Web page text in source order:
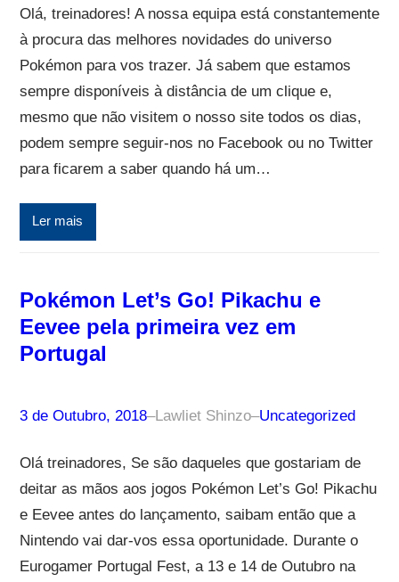
Olá, treinadores! A nossa equipa está constantemente
à procura das melhores novidades do universo
Pokémon para vos trazer. Já sabem que estamos
sempre disponíveis à distância de um clique e,
mesmo que não visitem o nosso site todos os dias,
podem sempre seguir-nos no Facebook ou no Twitter
para ficarem a saber quando há um…
Ler mais
Pokémon Let’s Go! Pikachu e
Eevee pela primeira vez em
Portugal
3 de Outubro, 2018–Lawliet Shinzo–Uncategorized
Olá treinadores, Se são daqueles que gostariam de
deitar as mãos aos jogos Pokémon Let’s Go! Pikachu
e Eevee antes do lançamento, saibam então que a
Nintendo vai dar-vos essa oportunidade. Durante o
Eurogamer Portugal Fest, a 13 e 14 de Outubro na